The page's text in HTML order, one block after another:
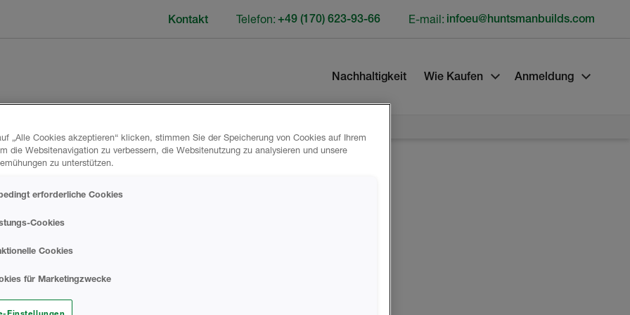
Nachhaltigkeit Wie Kaufen Anmeldung
Kontakt Telefon: +49 (170) 623-93-66 E-mail: infoeu@huntsmanbuilds.com
„Alle Cookies akzeptieren“ klicken, stimmen Sie der Speicherung von Cookies auf Ihrem
die Websitenavigation zu verbessern, die Websitenutzung zu analysieren und unsere
zu unterstützen.
erforderliche Cookies
Cookies
Cookies
für Marketingzwecke